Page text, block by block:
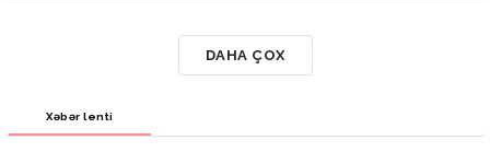
DAHA ÇOX
Xəbər lenti